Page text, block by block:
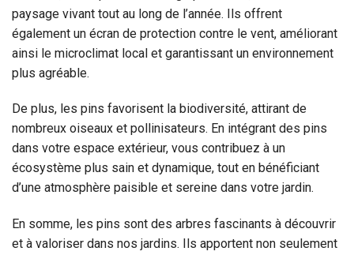
paysage vivant tout au long de l’année. Ils offrent
également un écran de protection contre le vent, améliorant
ainsi le microclimat local et garantissant un environnement
plus agréable.
De plus, les pins favorisent la biodiversité, attirant de
nombreux oiseaux et pollinisateurs. En intégrant des pins
dans votre espace extérieur, vous contribuez à un
écosystème plus sain et dynamique, tout en bénéficiant
d’une atmosphère paisible et sereine dans votre jardin.
En somme, les pins sont des arbres fascinants à découvrir
et à valoriser dans nos jardins. Ils apportent non seulement